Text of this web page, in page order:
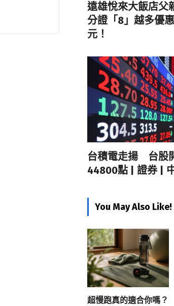
遠雄悅來大飯店父
分證「8」越多優
元！
台積電走揚 台股
44800點 | 證券 |
You May Also Like!
超慢跑真的適合你嗎？